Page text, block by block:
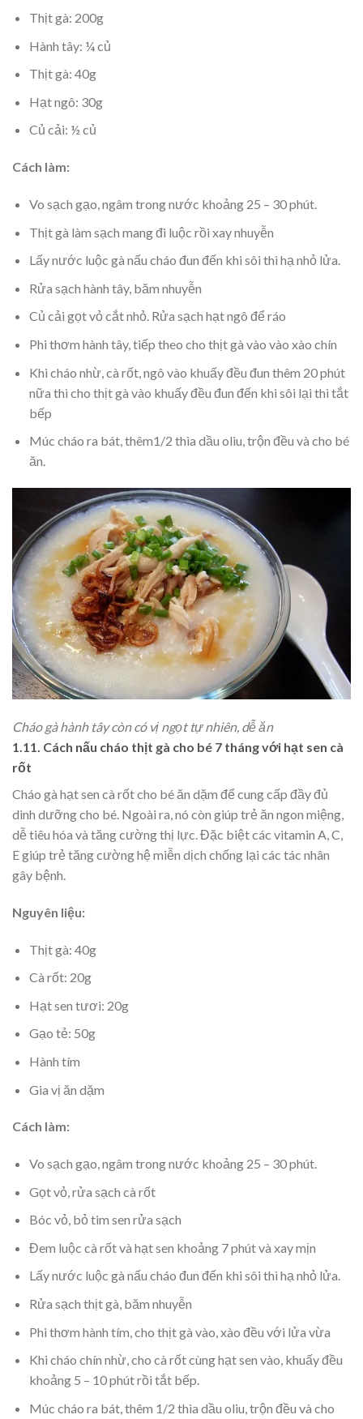
Thịt gà: 200g
Hành tây: ¼ củ
Thịt gà: 40g
Hạt ngô: 30g
Củ cải: ½ củ
Cách làm:
Vo sạch gạo, ngâm trong nước khoảng 25 – 30 phút.
Thịt gà làm sạch mang đi luộc rồi xay nhuyễn
Lấy nước luộc gà nấu cháo đun đến khi sôi thì hạ nhỏ lửa.
Rửa sạch hành tây, băm nhuyễn
Củ cải gọt vỏ cắt nhỏ. Rửa sạch hạt ngô để ráo
Phi thơm hành tây, tiếp theo cho thịt gà vào vào xào chín
Khi cháo nhừ, cà rốt, ngô vào khuấy đều đun thêm 20 phút
nữa thì cho thịt gà vào khuấy đều đun đến khi sôi lại thì tắt
bếp
Múc cháo ra bát, thêm1/2 thìa dầu oliu, trộn đều và cho bé
ăn.
Cháo gà hành tây còn có vị ngọt tự nhiên, dễ ăn
1.11. Cách nấu cháo thịt gà cho bé 7 tháng với hạt sen cà
rốt
Cháo gà hạt sen cà rốt cho bé ăn dặm để cung cấp đầy đủ
dinh dưỡng cho bé. Ngoài ra, nó còn giúp trẻ ăn ngon miệng,
dễ tiêu hóa và tăng cường thị lực. Đặc biệt các vitamin A, C,
E giúp trẻ tăng cường hệ miễn dịch chống lại các tác nhân
gây bệnh.
Nguyên liệu:
Thịt gà: 40g
Cà rốt: 20g
Hạt sen tươi: 20g
Gạo tẻ: 50g
Hành tím
Gia vị ăn dặm
Cách làm:
Vo sạch gạo, ngâm trong nước khoảng 25 – 30 phút.
Gọt vỏ, rửa sạch cà rốt
Bóc vỏ, bỏ tim sen rửa sạch
Đem luộc cà rốt và hạt sen khoảng 7 phút và xay mịn
Lấy nước luộc gà nấu cháo đun đến khi sôi thì hạ nhỏ lửa.
Rửa sạch thịt gà, băm nhuyễn
Phi thơm hành tím, cho thịt gà vào, xào đều với lửa vừa
Khi cháo chín nhừ, cho cà rốt cùng hạt sen vào, khuấy đều
khoảng 5 – 10 phút rồi tắt bếp.
Múc cháo ra bát, thêm 1/2 thìa dầu oliu, trộn đều và cho